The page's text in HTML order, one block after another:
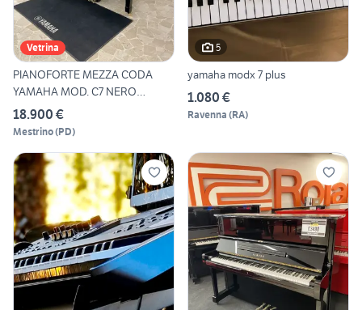
Vetrina
PIANOFORTE MEZZA CODA
YAMAHA MOD. C7 NERO
LUCIDO
18.900 €
Mestrino(PD)
5
yamaha modx 7 plus
1.080 €
Ravenna (RA)